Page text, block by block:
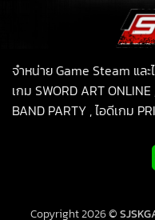
จำหน่าย Game Steam และ
เกม SWORD ART
BAND PARTY , ไอดีเกม
Copyright 2026 ©